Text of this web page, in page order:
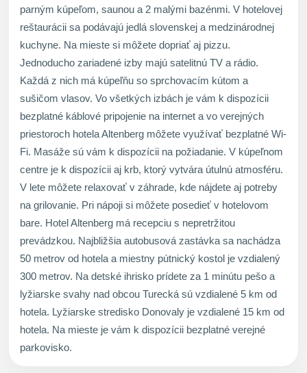
parným kúpeľom, saunou a 2 malými bazénmi. V hotelovej
reštaurácii sa podávajú jedlá slovenskej a medzinárodnej
kuchyne. Na mieste si môžete dopriať aj pizzu.
Jednoducho zariadené izby majú satelitnú TV a rádio.
Každá z nich má kúpeľňu so sprchovacím kútom a
sušičom vlasov. Vo všetkých izbách je vám k dispozícii
bezplatné káblové pripojenie na internet a vo verejných
priestoroch hotela Altenberg môžete využívať bezplatné Wi-
Fi. Masáže sú vám k dispozícii na požiadanie. V kúpeľnom
centre je k dispozícii aj krb, ktorý vytvára útulnú atmosféru.
V lete môžete relaxovať v záhrade, kde nájdete aj potreby
na grilovanie. Pri nápoji si môžete posedieť v hotelovom
bare. Hotel Altenberg má recepciu s nepretržitou
prevádzkou. Najbližšia autobusová zastávka sa nachádza
50 metrov od hotela a miestny pútnický kostol je vzdialený
300 metrov. Na detské ihrisko prídete za 1 minútu pešo a
lyžiarske svahy nad obcou Turecká sú vzdialené 5 km od
hotela. Lyžiarske stredisko Donovaly je vzdialené 15 km od
hotela. Na mieste je vám k dispozícii bezplatné verejné
parkovisko.